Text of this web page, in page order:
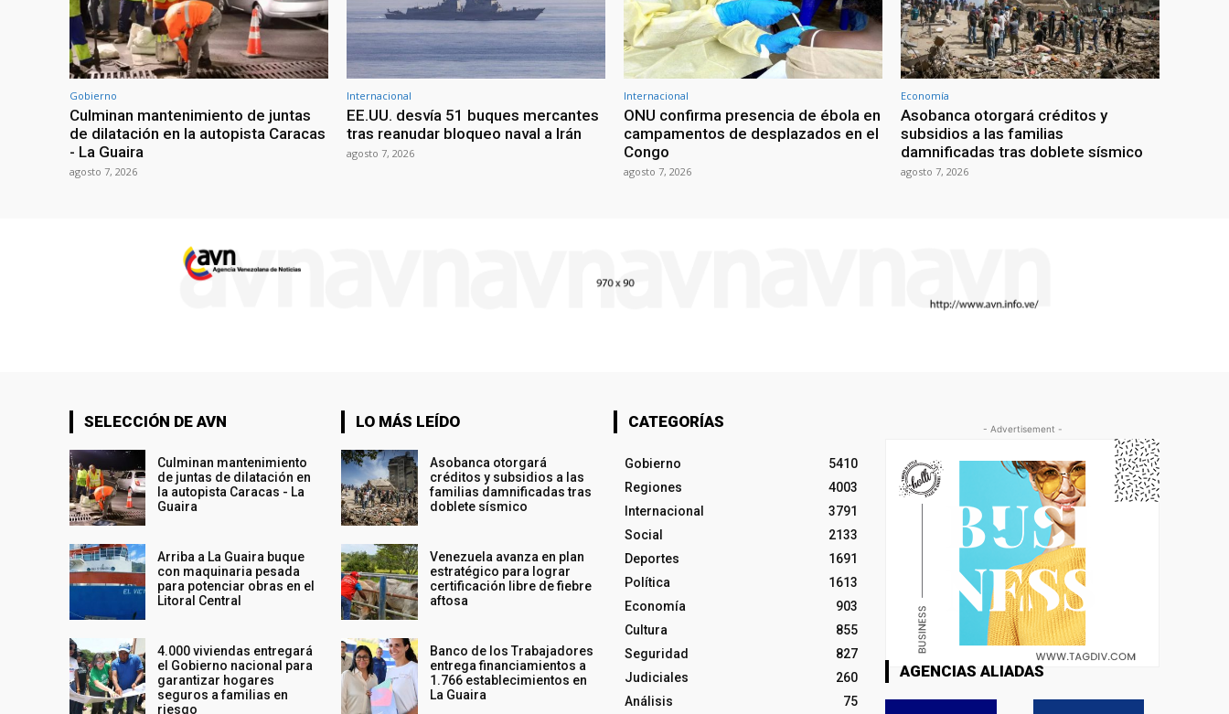
Gobierno
Culminan mantenimiento de juntas
de dilatación en la autopista Caracas
- La Guaira
agosto 7, 2026
Internacional
EE.UU. desvía 51 buques mercantes
tras reanudar bloqueo naval a Irán
agosto 7, 2026
Internacional
ONU confirma presencia de ébola en
campamentos de desplazados en el
Congo
agosto 7, 2026
Economía
Asobanca otorgará créditos y
subsidios a las familias
damnificadas tras doblete sísmico
agosto 7, 2026
SELECCIÓN DE AVN
Culminan mantenimiento
de juntas de dilatación en
la autopista Caracas - La
Guaira
Arriba a La Guaira buque
con maquinaria pesada
para potenciar obras en el
Litoral Central
4.000 viviendas entregará
el Gobierno nacional para
garantizar hogares
seguros a familias en
riesgo
LO MÁS LEÍDO
Asobanca otorgará
créditos y subsidios a las
familias damnificadas tras
doblete sísmico
Venezuela avanza en plan
estratégico para lograr
certificación libre de fiebre
aftosa
Banco de los Trabajadores
entrega financiamientos a
1.766 establecimientos en
La Guaira
CATEGORÍAS
Gobierno
5410
Regiones
4003
Internacional
3791
Social
2133
Deportes
1691
Política
1613
Economía
903
Cultura
855
Seguridad
827
Judiciales
260
Análisis
75
- Advertisement -
AGENCIAS ALIADAS